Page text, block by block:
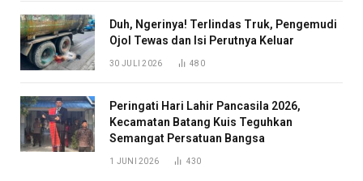
Duh, Ngerinya! Terlindas Truk, Pengemudi
Ojol Tewas dan Isi Perutnya Keluar
30 JULI 2026 480
Peringati Hari Lahir Pancasila 2026,
Kecamatan Batang Kuis Teguhkan
Semangat Persatuan Bangsa
1 JUNI 2026 430